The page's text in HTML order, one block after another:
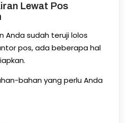
Lewat Pos
Anda sudah teruji lolos
pos, ada beberapa hal
bahan yang perlu Anda